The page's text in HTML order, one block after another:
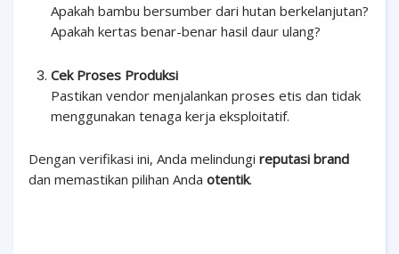
Apakah bambu bersumber dari hutan berkelanjutan?
Apakah kertas benar-benar hasil daur ulang?
Cek Proses Produksi
Pastikan vendor menjalankan proses etis dan tidak
menggunakan tenaga kerja eksploitatif.
Dengan verifikasi ini, Anda melindungi reputasi brand
dan memastikan pilihan Anda otentik.